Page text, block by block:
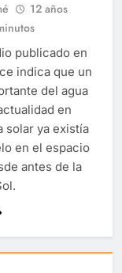
12 años
publicado en
indica que un
del agua
en
solar ya existía
en el espacio
antes de la